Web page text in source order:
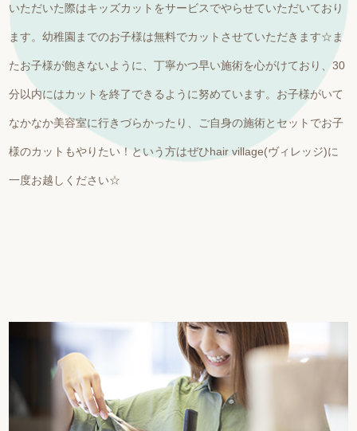
いただいた際はキッズカットをサービスでやらせていただいており
ます。幼稚園までのお子様は無料でカットさせていただきます☆ま
たお子様が飽きないように、丁寧かつ早い施術を心がけており、30
分以内にはカットを終了できるように努めています。お子様がいて
なかなか美容室に行きづらかったり、ご自身の施術とセットでお子
様のカットもやりたい！という方はぜひhair village(ヴィレッジ)に
一度お越しください☆